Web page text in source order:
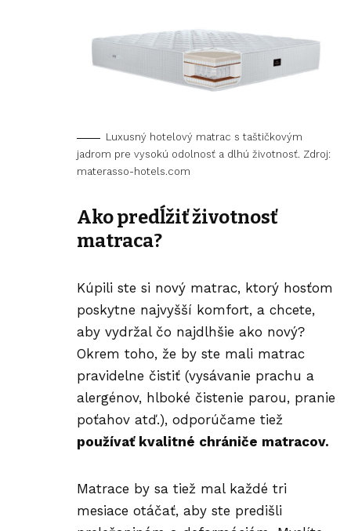
Luxusný hotelový matrac s taštičkovým
jadrom pre vysokú odolnosť a dlhú životnosť. Zdroj:
materasso-hotels.com
Ako predĺžiť životnosť
matraca?
Kúpili ste si nový matrac, ktorý hosťom
poskytne najvyšší komfort, a chcete,
aby vydržal čo najdlhšie ako nový?
Okrem toho, že by ste mali matrac
pravidelne čistiť (vysávanie prachu a
alergénov, hlboké čistenie parou, pranie
poťahov atď.), odporúčame tiež
používať kvalitné chrániče matracov.
Matrace by sa tiež mal každé tri
mesiace otáčať, aby ste predišli